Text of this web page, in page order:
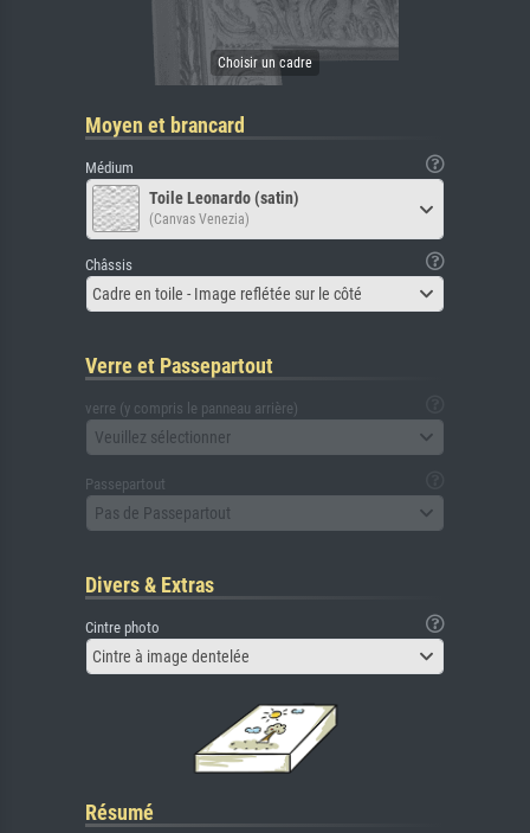
Moyen et brancard
Médium
Toile Leonardo (satin)
(Canvas Venezia)
Châssis
Cadre en toile - Image reflétée sur le côté
Verre et Passepartout
verre (y compris le panneau arrière)
Veuillez sélectionner
Passepartout
Pas de Passepartout
Divers & Extras
Cintre photo
Cintre à image dentelée
Résumé